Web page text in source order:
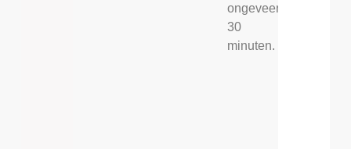
ongeveer
30
minuten.